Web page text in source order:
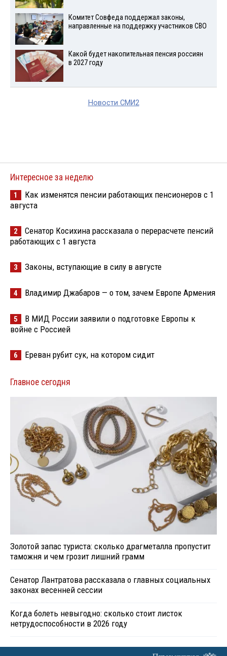
Комитет Совфеда поддержал законы,
направленные на поддержку участников СВО
Какой будет накопительная пенсия россиян
в 2027 году
Новости СМИ2
Интересное за неделю
1
Как изменятся пенсии работающих пенсионеров с 1
августа
2
Сенатор Косихина рассказала о перерасчете пенсий
работающих с 1 августа
3 Законы, вступающие в силу в августе
4 Владимир Джабаров — о том, зачем Европе Армения
5
В МИД России заявили о подготовке Европы к
войне с Россией
6 Ереван рубит сук, на котором сидит
Главное сегодня
Золотой запас туриста: сколько драгметалла пропустит
таможня и чем грозит лишний грамм
Сенатор Лантратова рассказала о главных социальных
законах весенней сессии
Когда болеть невыгодно: сколько стоит листок
нетрудоспособности в 2026 году